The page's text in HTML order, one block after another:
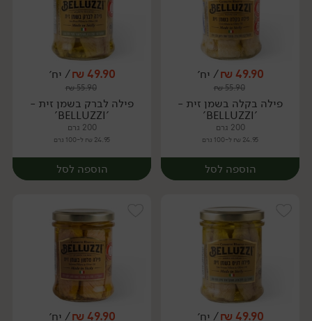
יח׳ יח׳
49.90
₪/ יח׳
55.90
₪
פילה בקלה בשמן זית -
'BELLUZZI'
200 גרם
24.95 ₪ ל-100 גרם
הוספה לסל
49.90
₪/ יח׳
55.90
₪
פילה לברק בשמן זית -
'BELLUZZI'
200 גרם
24.95 ₪ ל-100 גרם
הוספה לסל
49.90
₪/ יח׳ 49.90
₪/ יח׳